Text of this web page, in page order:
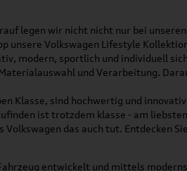
legen wir nicht nicht nur bei
Volkswagen Lifestyle
modern, sportlich und individuell
und Verarbeitung.
Klasse, sind hochwertig und
ist trotzdem klasse - am
das auch tut. Entdecken
entwickelt und mittels